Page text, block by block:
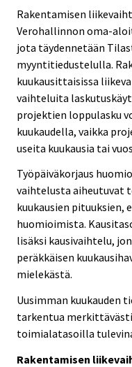
Rakentamisen
Verohallinnon oma-
jota täydennetään
myyntitiedustelulla.
kuukausittaisissa
vaihteluita
projektien loppulasku
kuukaudella, vaikka
useita kuukausia tai
Työpäiväkorjaus
vaihtelusta aiheutuvat
kuukausien pituuksien,
huomioimista.
lisäksi kausivaihtelu,
peräkkäisen
mielekästä.
Uusimman kuukauden
tarkentua
toimialatasoilla
Rakentamisen